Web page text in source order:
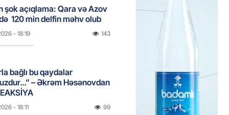
şok açıqlama: Qara və Azov
120 min delfin məhv olub
- 18:19 143
bağlı bu qaydalar
– Əkrəm Həsənovdan
- 18:11 99